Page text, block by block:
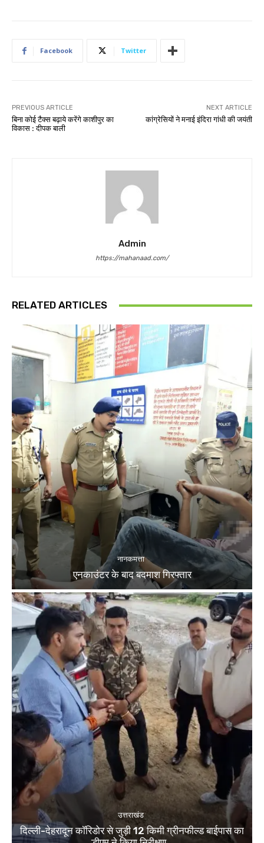
Facebook Twitter
PREVIOUS ARTICLE
बिना कोई टैक्स बढ़ाये करेंगे काशीपुर का
विकास : दीपक बाली
NEXT ARTICLE
कांग्रेसियों ने मनाई इंदिरा गांधी की जयंती
Admin
https://mahanaad.com/
RELATED ARTICLES
नानकमत्ता
एनकाउंटर के बाद बदमाश गिरफ्तार
उत्तराखंड
दिल्ली-देहरादून कॉरिडोर से जुड़ी 12 किमी ग्रीनफील्ड बाईपास का